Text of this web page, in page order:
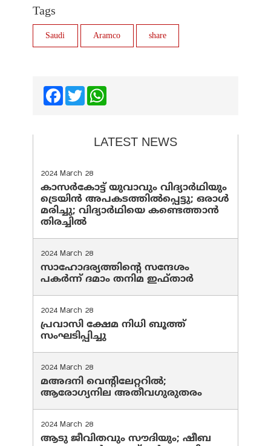
Tags
Saudi Aramco share
FacebookTwitter
LATEST NEWS
2024 March 28
കാസർകോട്ട് യുവാവും വിദ്യാർഥിയും
ട്രെയിൻ അപകടത്തിൽപ്പെട്ടു; ഒരാൾ
മരിച്ചു; വിദ്യാർഥിയെ കണ്ടെത്താൻ
തിരച്ചിൽ
2024 March 28
സാഹോദര്യത്തിന്റെ സന്ദേശം
പകർന്ന് ദമാം തനിമ ഇഫ്‌താർ
2024 March 28
പ്രവാസി ക്ഷേമ നിധി ബൂത്ത്
സംഘടിപ്പിച്ചു
2024 March 28
മഅദനി വെന്റിലേറ്ററിൽ;
ആരോഗ്യനില അതീവഗുരുതരം
2024 March 28
ആടു ജീവിതവും സൗദിയും; ഷീബ